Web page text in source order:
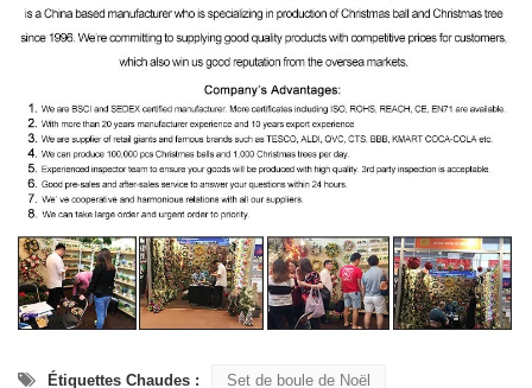
Étiquettes Chaudes : Set de boule de Noël